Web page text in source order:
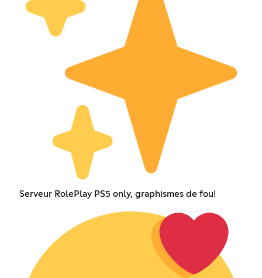
Serveur RolePlay PS5 only, graphismes de fou!